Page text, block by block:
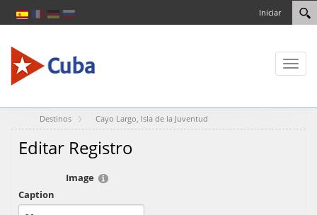
Iniciar
Toggle
Destinos Cayo Largo, Isla de la Juventud
Editar Registro
Image
Caption